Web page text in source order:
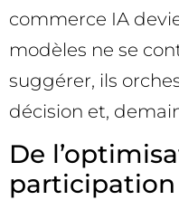
commerce IA
modèles ne se
suggérer, ils
décision et,
De